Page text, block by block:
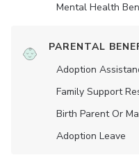
Mental Health
PARENTAL
Adoption
Family Support
Birth Parent Or
Adoption Leave